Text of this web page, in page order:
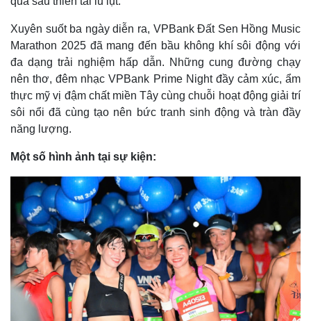
Kinh tế
Bất động sản
Khởi nghiệp
Thị trường
Giá vàng
Tiêu dùng
Tỷ giá
Chứng khoán
Giá cà phê
Xuyên suốt ba ngày diễn ra, VPBank Đất Sen Hồng Music
Marathon 2025 đã mang đến bầu không khí sôi động với
đa dạng trải nghiệm hấp dẫn. Những cung đường chạy
nên thơ, đêm nhạc VPBank Prime Night đầy cảm xúc, ẩm
thực mỹ vị đậm chất miền Tây cùng chuỗi hoạt động giải trí
sôi nổi đã cùng tạo nên bức tranh sinh động và tràn đầy
năng lượng.
Một số hình ảnh tại sự kiện: